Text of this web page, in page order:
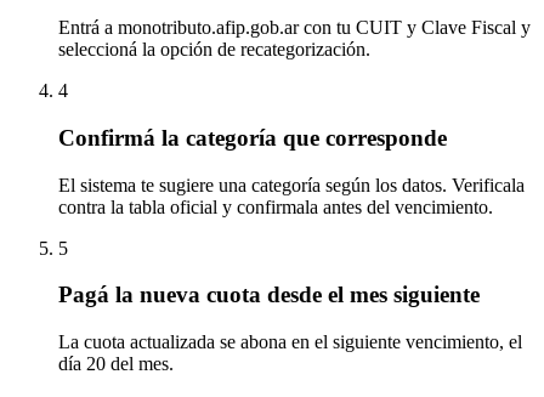
Entrá a monotributo.afip.gob.ar con tu CUIT y Clave Fiscal y
seleccioná la opción de recategorización.
4
Confirmá la categoría que corresponde
El sistema te sugiere una categoría según los datos. Verificala
contra la tabla oficial y confirmala antes del vencimiento.
5
Pagá la nueva cuota desde el mes siguiente
La cuota actualizada se abona en el siguiente vencimiento, el
día 20 del mes.